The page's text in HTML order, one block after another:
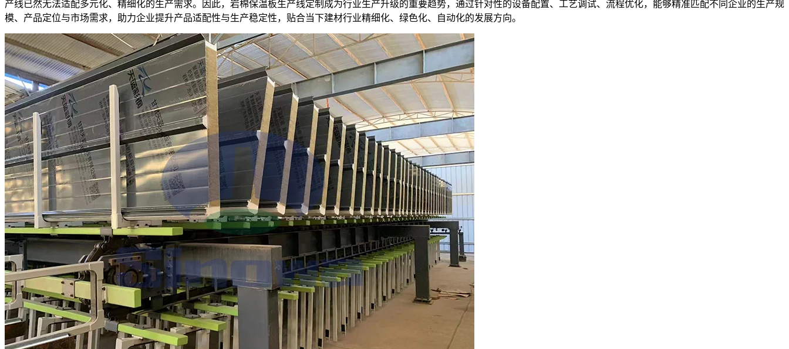
产线已然无法适配多元化、精细化的生产需求。因此，岩棉保温板生产线定制成为行业生产升级的重要趋势，通过针对性的设备配置、工艺调试、流程优化，能够精准匹配不同企业的生产规
模、产品定位与市场需求，助力企业提升产品适配性与生产稳定性，贴合当下建材行业精细化、绿色化、自动化的发展方向。